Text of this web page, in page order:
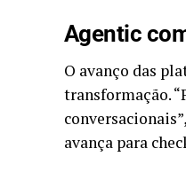
Agentic
O avanço das
transformação.
avança para